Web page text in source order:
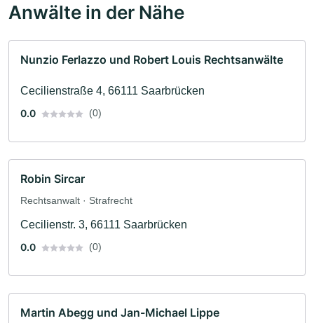
Anwälte in der Nähe
Nunzio Ferlazzo und Robert Louis Rechtsanwälte
Cecilienstraße 4, 66111 Saarbrücken
0.0
(0)
Robin Sircar
Rechtsanwalt · Strafrecht
Cecilienstr. 3, 66111 Saarbrücken
0.0
(0)
Martin Abegg und Jan-Michael Lippe